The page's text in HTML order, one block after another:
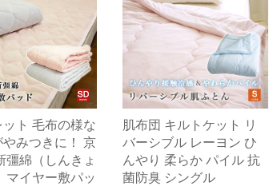
ト 毛布の様な
やみつきに！ 京
彊綿（しんきょ
マイヤー敷パッ
肌布団 キルトケット リ
バーシブル レーヨン ひ
んやり 柔らか パイル 抗
菌防臭 シングル